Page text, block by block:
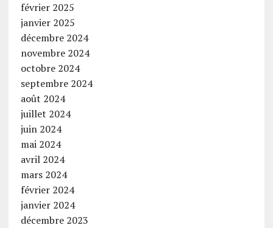
février 2025
janvier 2025
décembre 2024
novembre 2024
octobre 2024
septembre 2024
août 2024
juillet 2024
juin 2024
mai 2024
avril 2024
mars 2024
février 2024
janvier 2024
décembre 2023